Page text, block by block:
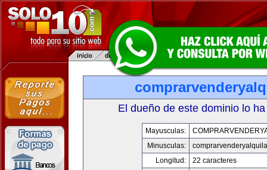
El dueño de este dominio lo
Mayusculas:
Minusculas:
Longitud:
22 caracteres